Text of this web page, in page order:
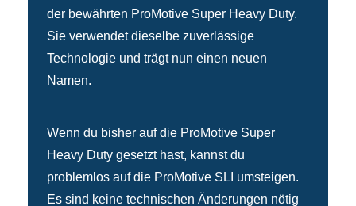
der bewährten ProMotive Super Heavy Duty.
Sie verwendet dieselbe zuverlässige
Technologie und trägt nun einen neuen
Namen.
Wenn du bisher auf die ProMotive Super
Heavy Duty gesetzt hast, kannst du
problemlos auf die ProMotive SLI umsteigen.
Es sind keine technischen Änderungen nötig